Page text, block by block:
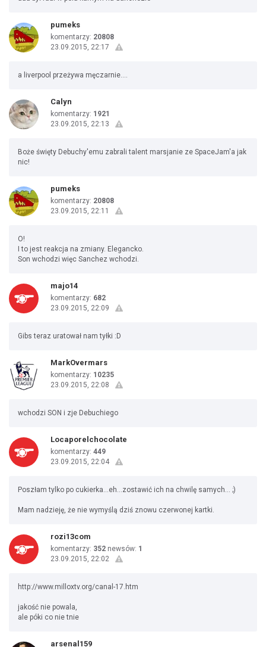
pumeks
komentarzy: 20808
23.09.2015, 22:17
a liverpool przeżywa męczarnie....
Calyn
komentarzy: 1921
23.09.2015, 22:13
Boże święty Debuchy'emu zabrali talent marsjanie ze SpaceJam'a jak
nic!
pumeks
komentarzy: 20808
23.09.2015, 22:11
O!
I to jest reakcja na zmiany. Elegancko.
Son wchodzi więc Sanchez wchodzi.
majo14
komentarzy: 682
23.09.2015, 22:09
Gibs teraz uratował nam tyłki :D
MarkOvermars
komentarzy: 10235
23.09.2015, 22:08
wchodzi SON i zje Debuchiego
Locaporelchocolate
komentarzy: 449
23.09.2015, 22:04
Poszłam tylko po cukierka...eh...zostawić ich na chwilę samych... ;)
Mam nadzieję, że nie wymyślą dziś znowu czerwonej kartki.
rozi13com
komentarzy: 352 newsów: 1
23.09.2015, 22:02
http://www.milloxtv.org/canal-17.htm
jakość nie powala,
ale póki co nie tnie
arsenal159